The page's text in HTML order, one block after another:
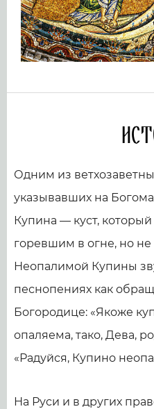
Одним из
указывавших на
Купина — куст,
горевшим в огне, но
Неопалимой Купины
песнопениях как
Богородице: «Якоже
опаляема, тако, Дева,
«Радуйся, Купино
На Руси и в других